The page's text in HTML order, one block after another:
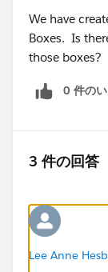
We have
Boxes. Is
those boxes?
0 件の
3 件の回答
Lee Anne